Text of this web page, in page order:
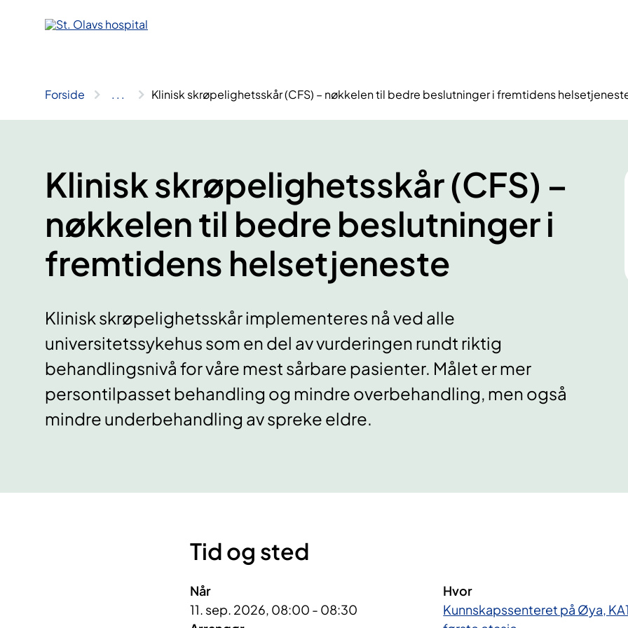
Forside .. . Klinisk skrøpelighetsskår (CFS) – nøkkelen til bedre beslutninger i fremtidens
Klinisk skrøpelighetsskår (CFS) –
nøkkelen til bedre beslutninger i
fremtidens helsetjeneste
Klinisk skrøpelighetsskår implementeres nå ved alle
universitetssykehus som en del av vurderingen rundt riktig
behandlingsnivå for våre mest sårbare pasienter. Målet er mer
persontilpasset behandling og mindre overbehandling, men også
mindre underbehandling av spreke eldre.
Tid og sted
Når
11. sep. 2026, 08:00 - 08:30
Hvor
Kunnskapssenteret på Øya,